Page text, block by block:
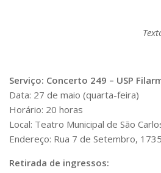
Serviço: Concerto 249 – USP
Data: 27 de maio (quarta-feira)
Horário: 20 horas
Local: Teatro Municipal de São
Endereço: Rua 7 de Setembro,
Retirada de ingressos: